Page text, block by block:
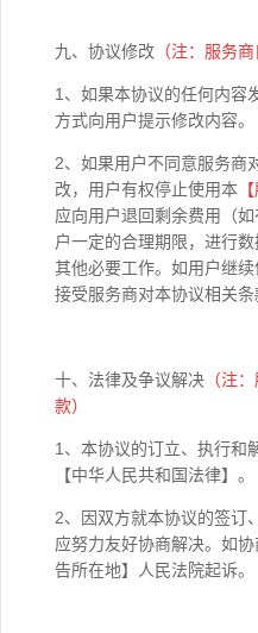
九、协议修改 （注：服务
1、如果本协议的任何内容
方式向用户提示修改内容。
2、如果用户不同意服务商
改，用户有权停止使用本 【
应向用户退回剩余费用（
户一定的合理期限，进行
其他必要工作。如用户继
接受服务商对本协议相关条
十、法律及争议解决 （注
款）
1、本协议的订立、执行和
【中华人民共和国法律】。
2、因双方就本协议的签订
应努力友好协商解决。如
告所在地】人民法院起诉。